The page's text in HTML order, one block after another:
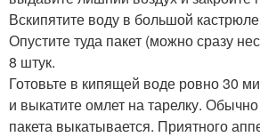
Вскипятите воду в большой
Опустите туда пакет (можно сразу
8 штук.
Готовьте в кипящей воде ровно 30
и выкатите омлет на тарелку.
пакета выкатывается. Приятного